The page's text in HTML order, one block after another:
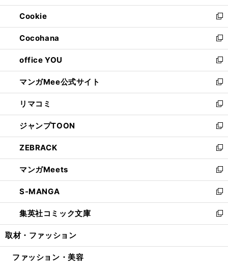
開
く
ウ
で
開
く
ン
ド
ウ
で
開
く
ウ
ィ
ン
ド
ウ
で
開
く
Cookie
新
し
い
ウ
ィ
ン
ド
ウ
で
開
く
Cocohana
新
し
い
ウ
ィ
ン
ド
ウ
で
開
く
office YOU
新
し
い
ウ
ィ
ン
ド
ウ
で
開
く
マンガMee公式サイト
新
し
い
ウ
ィ
ン
ド
ウ
で
開
く
リマコミ
新
し
い
ウ
ィ
ン
ド
ウ
で
開
く
ジャンプTOON
新
し
い
ウ
ィ
ン
ド
ウ
で
開
ZEBRACK
新
し
い
ウ
ィ
ン
ド
ウ
開
マンガMeets
新
し
い
ウ
ィ
ン
ウ
S-MANGA
新
し
い
ウ
ン
集英社コミック文庫
新
し
ウ
取材・ファッション
ファッション・美容